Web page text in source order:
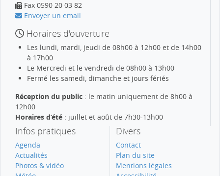
Fax 0590 20 03 82
Envoyer un email
Horaires d'ouverture
Les lundi, mardi, jeudi de 08h00 à 12h00 et de 14h00
à 17h00
Le Mercredi et le vendredi de 08h00 à 13h00
Fermé les samedi, dimanche et jours fériés
Réception du public : le matin uniquement de 8h00 à
12h00
Horaires d’été : juillet et août de 7h30-13h00
Infos pratiques
Agenda
Actualités
Photos & vidéo
Divers
Contact
Plan du site
Mentions légales